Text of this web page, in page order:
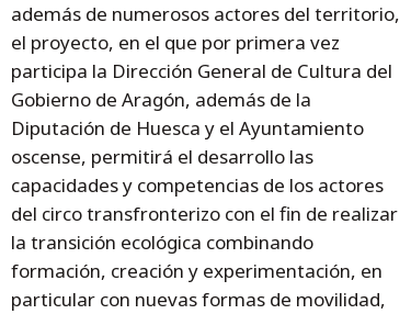
además de numerosos actores del territorio,
el proyecto, en el que por primera vez
participa la Dirección General de Cultura del
Gobierno de Aragón, además de la
Diputación de Huesca y el Ayuntamiento
oscense, permitirá el desarrollo las
capacidades y competencias de los actores
del circo transfronterizo con el fin de realizar
la transición ecológica combinando
formación, creación y experimentación, en
particular con nuevas formas de movilidad,